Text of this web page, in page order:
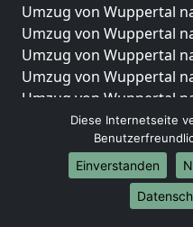
Umzug von Wuppertal
Umzug von Wuppertal
Umzug von Wuppertal
Umzug von Wuppertal
Umzug von Wuppertal
Umzug von Wuppertal
Umzug von Wuppertal
Umzug von Wuppertal
Internationale-
Diese Internetseite
Einverstanden